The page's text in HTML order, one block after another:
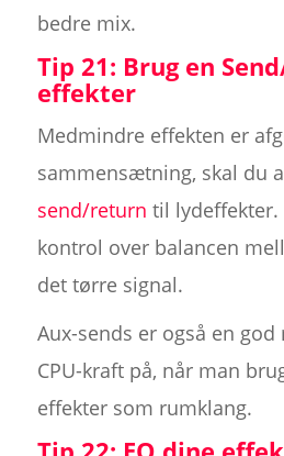
bedre mix.
Tip 21: Brug en
effekter
Medmindre effekten er
sammensætning, skal du
send/return til lydeffekter.
kontrol over balancen
det tørre signal.
Aux-sends er også en god
CPU-kraft på, når man
effekter som rumklang.